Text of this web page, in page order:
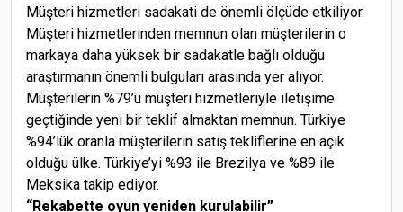
Müşteri hizmetleri sadakati de önemli ölçüde etkiliyor.
Müşteri hizmetlerinden memnun olan müşterilerin o
markaya daha yüksek bir sadakatle bağlı olduğu
araştırmanın önemli bulguları arasında yer alıyor.
Müşterilerin %79’u müşteri hizmetleriyle iletişime
geçtiğinde yeni bir teklif almaktan memnun. Türkiye
%94’lük oranla müşterilerin satış tekliflerine en açık
olduğu ülke. Türkiye’yi %93 ile Brezilya ve %89 ile
Meksika takip ediyor.
“Rekabette oyun yeniden kurulabilir”